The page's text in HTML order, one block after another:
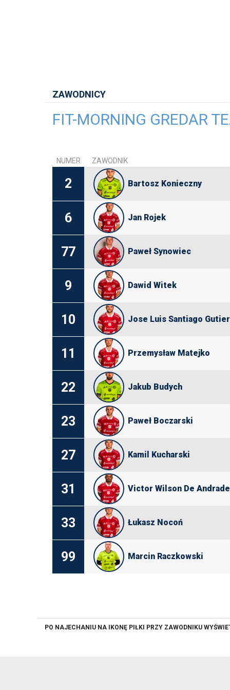
ZAWODNICY
FIT-MORNING GREDAR
NUMER ZAWODNIK
2 Bartosz Konieczny
6 Jan Rojek
77 Paweł Synowiec
9 Dawid Witek
10 Jose Luis Santiago
11 Przemysław Matejko
22 Jakub Budych
23 Paweł Boczarski
27 Kamil Kucharski
31 Victor Wilson De
33 Łukasz Nocoń
99 Marcin Raczkowski
PO NAJECHANIU NA IKONĘ PIŁKI PRZY ZAWODNIKU